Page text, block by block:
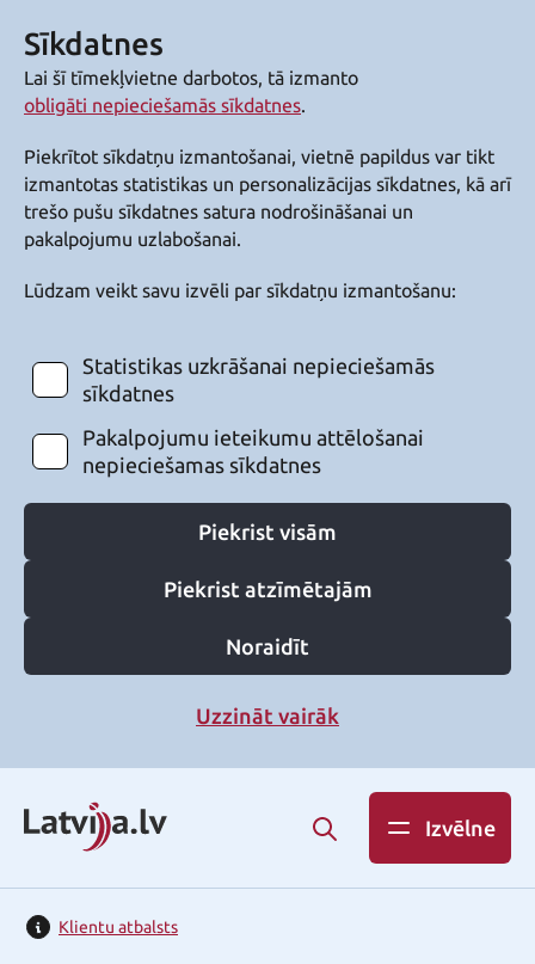
Sīkdatnes
Lai šī tīmekļvietne darbotos, tā izmanto
obligāti nepieciešamās sīkdatnes.
Piekrītot sīkdatņu izmantošanai, vietnē papildus var tikt
izmantotas statistikas un personalizācijas sīkdatnes, kā arī
trešo pušu sīkdatnes satura nodrošināšanai un
pakalpojumu uzlabošanai.
Lūdzam veikt savu izvēli par sīkdatņu izmantošanu:
Statistikas uzkrāšanai nepieciešamās
sīkdatnes
Pakalpojumu ieteikumu attēlošanai
nepieciešamas sīkdatnes
Piekrist visām
Piekrist atzīmētajām
Noraidīt
Uzzināt vairāk
Izvēlne
Klientu atbalsts